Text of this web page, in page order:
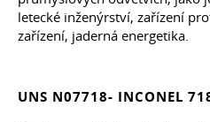
letecké inženýrství, zařízení
zařízení, jaderná energetika.
UNS N07718- INCONEL